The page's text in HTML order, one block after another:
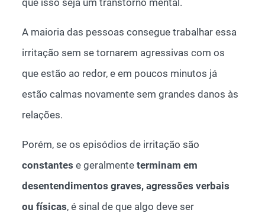
A maioria das pessoas consegue trabalhar essa
irritação sem se tornarem agressivas com os
que estão ao redor, e em poucos minutos já
estão calmas novamente sem grandes danos às
relações.
Porém, se os episódios de irritação são
constantes e geralmenteterminam em
desentendimentos graves, agressões verbais
ou físicas, é sinal de que algo deve ser